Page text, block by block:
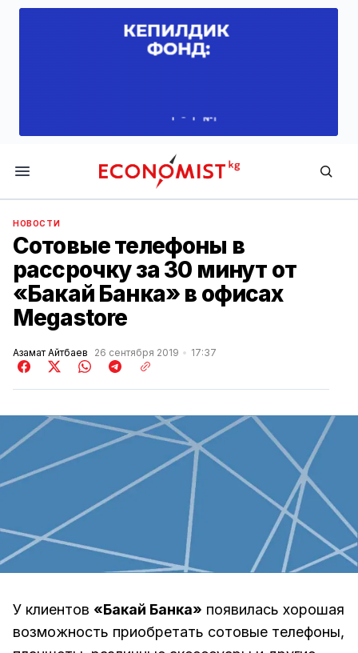
Economist.kg
НОВОСТИ
Сотовые телефоны в
рассрочку за 30 минут от
«Бакай Банка» в офисах
Megastore
Азамат Айтбаев 26 сентября 2019 17:37
У клиентов «Бакай Банка» появилась хорошая
возможность приобретать сотовые телефоны,